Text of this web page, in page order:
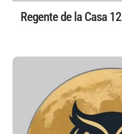
Regente de la Casa 12